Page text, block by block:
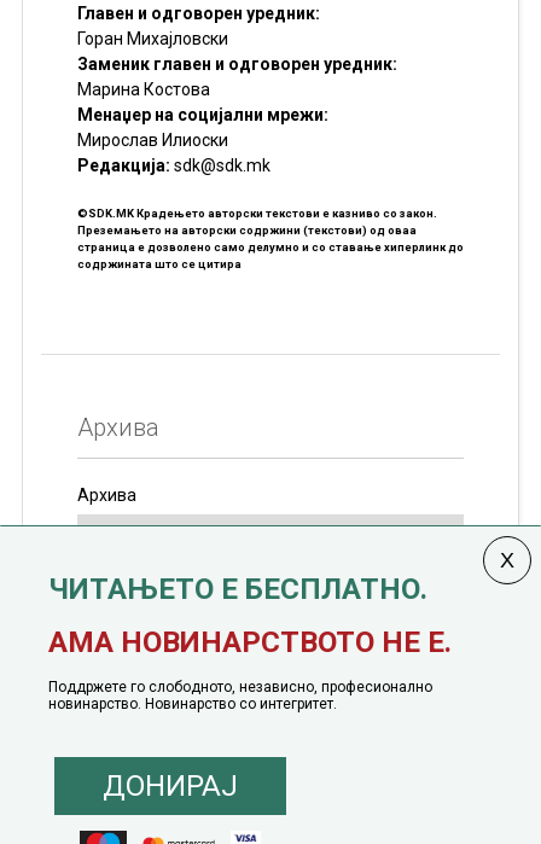
Главен и одговорен уредник:
Горан Михајловски
Заменик главен и одговорен уредник:
Марина Костова
Менаџер на социјални мрежи:
Мирослав Илиоски
Редакцијa: sdk@sdk.mk
©SDK.MK Крадењето авторски текстови е казниво со закон.
Преземањето на авторски содржини (текстови) од оваа
страница е дозволено само делумно и со ставање хиперлинк до
содржината што се цитира
Архива
Архива
јануари, 1991 година
© 2016 - 2026 Сакам Да Кажам. Сите права задржани |
ЧИТАЊЕТО Е БЕСПЛАТНО.
АМА НОВИНАРСТВОТО НЕ Е.
Поддржете го слободното, независно, професионално
новинарство. Новинарство со интегритет.
ДОНИРАЈ